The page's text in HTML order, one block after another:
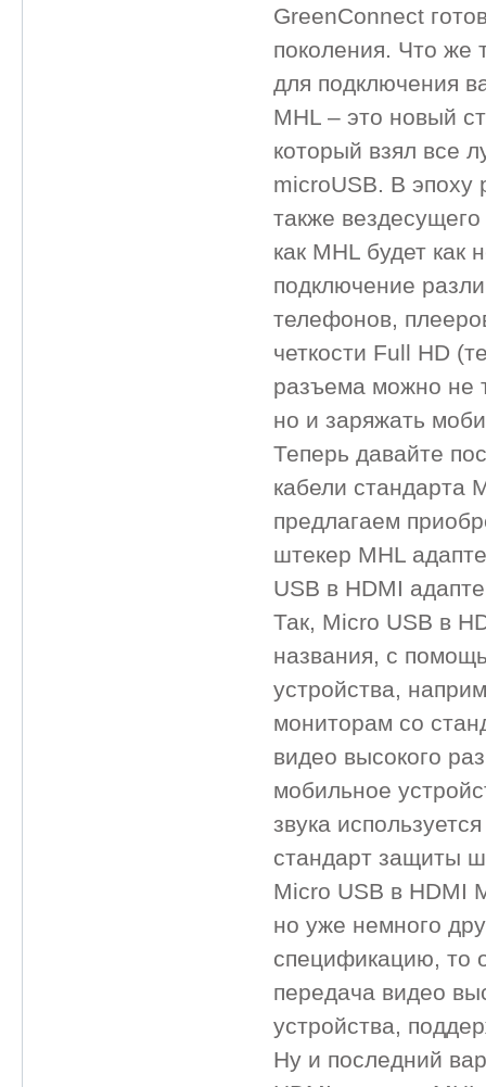
GreenConnect
поколения. Что же
для подключения
MHL – это новый
который взял все
microUSB. В эпоху
также
как MHL будет как
подключение
телефонов,
четкости Full HD
разъема можно не
но и заряжать
Теперь давайте
кабели стандарта
предлагаем
штекер MHL
USB в HDMI
Так, Micro USB в
названия, с
устройства,
мониторам со
видео высокого
мобильное
звука
стандарт защиты
Micro USB в HDMI
но уже немного
спецификацию, то
передача видео
устройства,
Ну и последний